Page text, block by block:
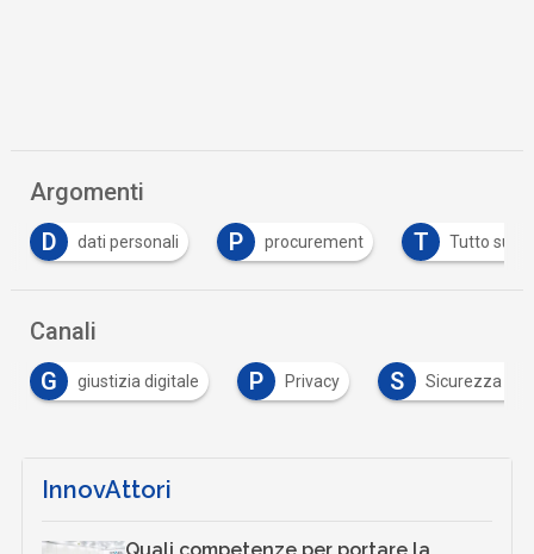
Argomenti
D
dati personali P procurement T Tutto su
Canali
G
giustizia digitale P Privacy S Sicurezza
InnovAttori